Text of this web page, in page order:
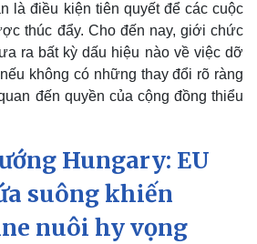
Giá vàng
Tiêu dùng
Tỷ giá
Chứng khoán
Giá cà phê
là điều kiện tiên quyết để các cuộc
thúc đẩy. Cho đến nay, giới chức
ra bất kỳ dấu hiệu nào về việc dỡ
không có những thay đổi rõ ràng
đến quyền của cộng đồng thiểu
Hungary: EU
suông khiến
nuôi hy vọng